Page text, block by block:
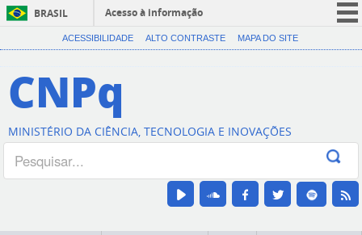
BRASIL
Acesso à informação
CORONAVÍRUS (COVID-19)
Canais
ACESSIBILIDADE ALTO CONTRASTE MAPA DO SITE
CNPq
MINISTÉRIO DA CIÊNCIA, TECNOLOGIA E INOVAÇÕES